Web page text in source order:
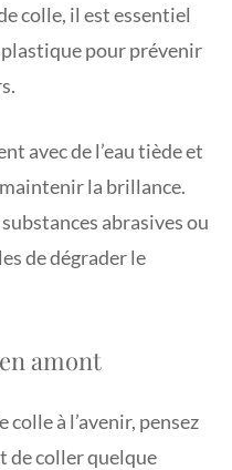
colle, il est essentiel
pour prévenir
avec de l’eau tiède et
la brillance.
abrasives ou
de dégrader le
amont
à l’avenir, pensez
de coller quelque